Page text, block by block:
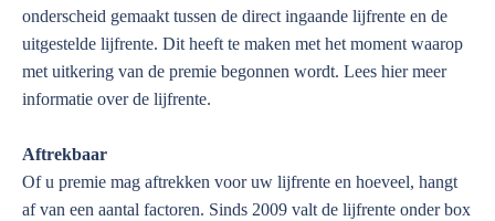
onderscheid gemaakt tussen de direct ingaande lijfrente en de
uitgestelde lijfrente. Dit heeft te maken met het moment waarop
met uitkering van de premie begonnen wordt. Lees hier meer
informatie over de lijfrente.
Aftrekbaar
Of u premie mag aftrekken voor uw lijfrente en hoeveel, hangt
af van een aantal factoren. Sinds 2009 valt de lijfrente onder box